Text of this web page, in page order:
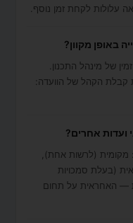
עלולות לקחת זמן נוסף.
באופן מקוון?
של מינהל התכנון.
קבלת הקהל של הוועדה:
ועדות אחרים?
מקומית (לרשות אחת),
(בעלת סמכויות
— האחראית על תחום